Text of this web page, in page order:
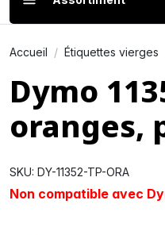
Accueil Étiquettes vierges
Dymo
oranges,
SKU: DY-11352-TP-ORA
Non compatible avec